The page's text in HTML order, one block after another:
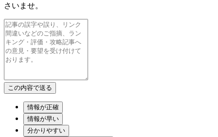
さいませ。
情報が正確
情報が早い
分かりやすい